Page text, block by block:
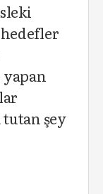
yapan
şey